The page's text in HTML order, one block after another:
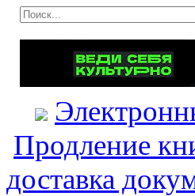
Продление
доставка